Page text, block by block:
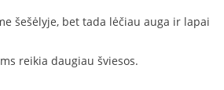
šešėlyje, bet tada lėčiau auga ir lapai
reikia daugiau šviesos.